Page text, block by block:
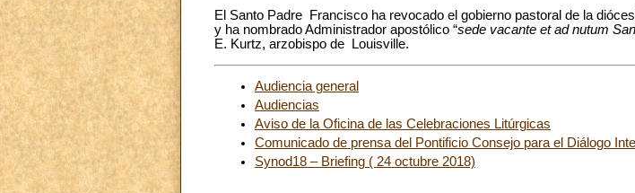
El Santo Padre Francisco ha revocado el gobierno pastoral de la
y ha nombrado Administrador apostólico “sede vacante et ad nutum
E. Kurtz, arzobispo de Louisville.
Audiencia general
Audiencias
Aviso de la Oficina de las Celebraciones Litúrgicas
Comunicado de prensa del Pontificio Consejo para el Diálogo
Synod18 – Briefing ( 24 octubre 2018)